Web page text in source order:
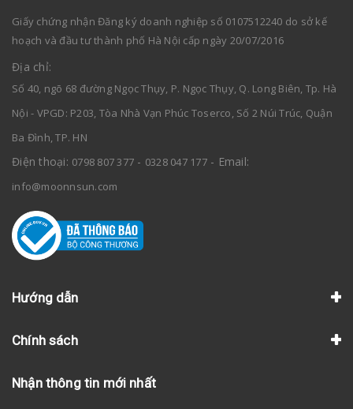
Giấy chứng nhận Đăng ký doanh nghiệp số 0107512240 do sở kế
hoạch và đầu tư thành phố Hà Nội cấp ngày 20/07/2016
Địa chỉ:
Số 40, ngõ 68 đường Ngọc Thụy, P. Ngọc Thụy, Q. Long Biên, Tp. Hà
Nội - VPGD: P203, Tòa Nhà Vạn Phúc Toserco, Số 2 Núi Trúc, Quận
Ba Đình, TP. HN
Điện thoại: 0798 807 377 - 0328 047 177- Email:
info@moonnsun.com
Hướng dẫn
Chính sách
Nhận thông tin mới nhất